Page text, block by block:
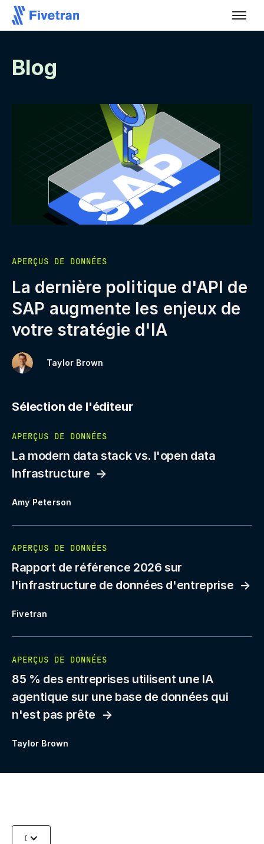
Blog
APERÇUS DE DONNÉES
La dernière politique d'API de
SAP augmente les enjeux de
votre stratégie d'IA
Taylor Brown
Sélection de l'éditeur
APERÇUS DE DONNÉES
La modern data stack vs. l'open data
Infrastructure
Amy Peterson
APERÇUS DE DONNÉES
Rapport de référence 2026 sur
l'infrastructure de données d'entreprise
Fivetran
APERÇUS DE DONNÉES
85 % des entreprises utilisent une IA
agentique sur une base de données qui
n'est pas prête
Taylor Brown
Categories